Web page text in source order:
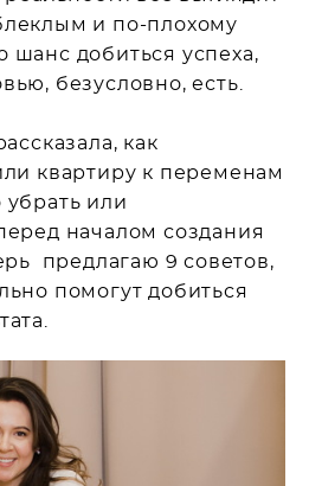
и по-плохому
добиться успеха,
безусловно, есть.
как
квартиру к переменам
или
началом создания
предлагаю 9 советов,
помогут добиться